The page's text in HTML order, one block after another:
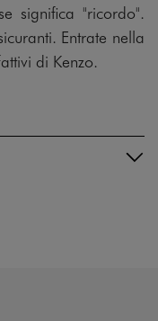
significa "ricordo".
Entrate nella
di Kenzo.